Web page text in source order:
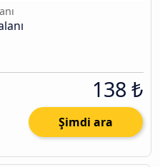
138 ₺
Şimdi ara